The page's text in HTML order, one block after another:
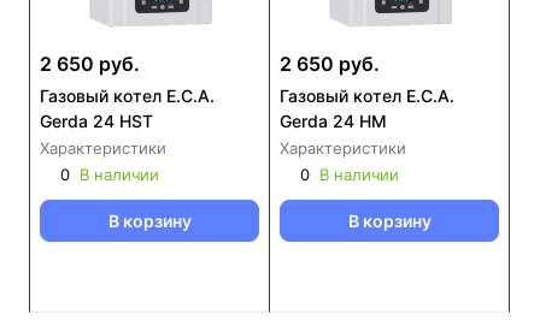
2 650 руб.
Газовый котел E.C.A.
Gerda 24 HST
Характеристики
0 В наличии
В корзину
2 650 руб.
Газовый котел E.C.A.
Gerda 24 HM
Характеристики
0 В наличии
В корзину